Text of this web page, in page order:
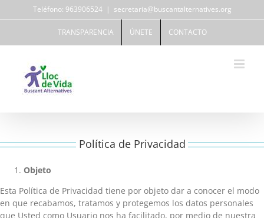
al
Teléfono: 963906524 | secretaria@buscantalternatives.org
TRANSPARENCIA ÚNETE CONTACTO
Política de Privacidad
Objeto
Esta Política de Privacidad tiene por objeto dar a conocer el modo
en que recabamos, tratamos y protegemos los datos personales
que Usted como Usuario nos ha facilitado, por medio de nuestra